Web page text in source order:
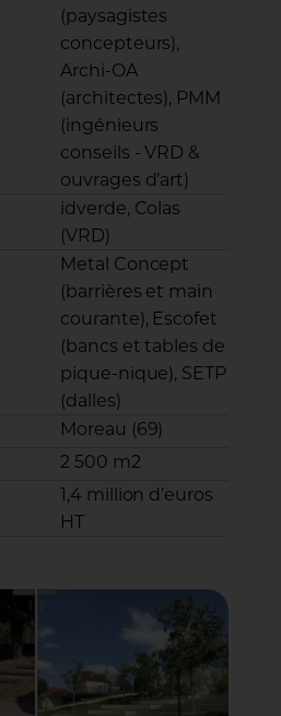
(paysagistes
concepteurs),
Archi-OA
(architectes), PMM
(ingénieurs
conseils - VRD &
ouvrages d’art)
idverde, Colas
(VRD)
Metal Concept
(barrières et main
courante), Escofet
(bancs et tables de
pique-nique), SETP
(dalles)
Moreau (69)
2 500 m2
1,4 million d’euros
HT
JNC